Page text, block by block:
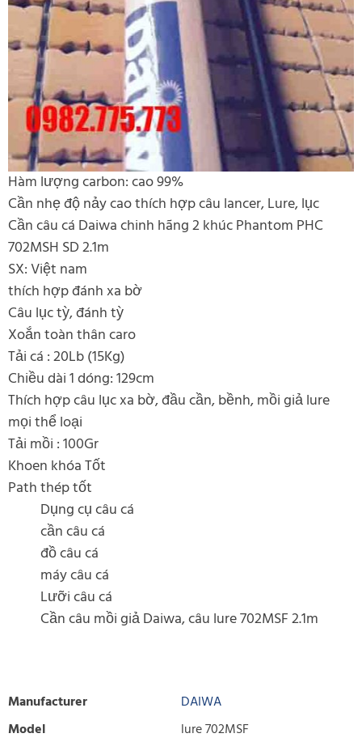
Hàm lượng carbon: cao 99%
Cần nhẹ độ nảy cao thích hợp câu lancer, Lure, lục
Cần câu cá Daiwa chinh hãng 2 khúc Phantom PHC
702MSH SD 2.1m
SX: Việt nam
thích hợp đánh xa bờ
Câu lục tỳ, đánh tỳ
Xoắn toàn thân caro
Tải cá : 20Lb (15Kg)
Chiều dài 1 dóng: 129cm
Thích hợp câu lục xa bờ, đầu cần, bềnh, mồi giả lure
mọi thể loại
Tải mồi : 100Gr
Khoen khóa Tốt
Path thép tốt
Dụng cụ câu cá
cần câu cá
đồ câu cá
máy câu cá
Lưỡi câu cá
Cần câu mồi giả Daiwa, câu lure 702MSF 2.1m
Manufacturer
DAIWA
Model
lure 702MSF